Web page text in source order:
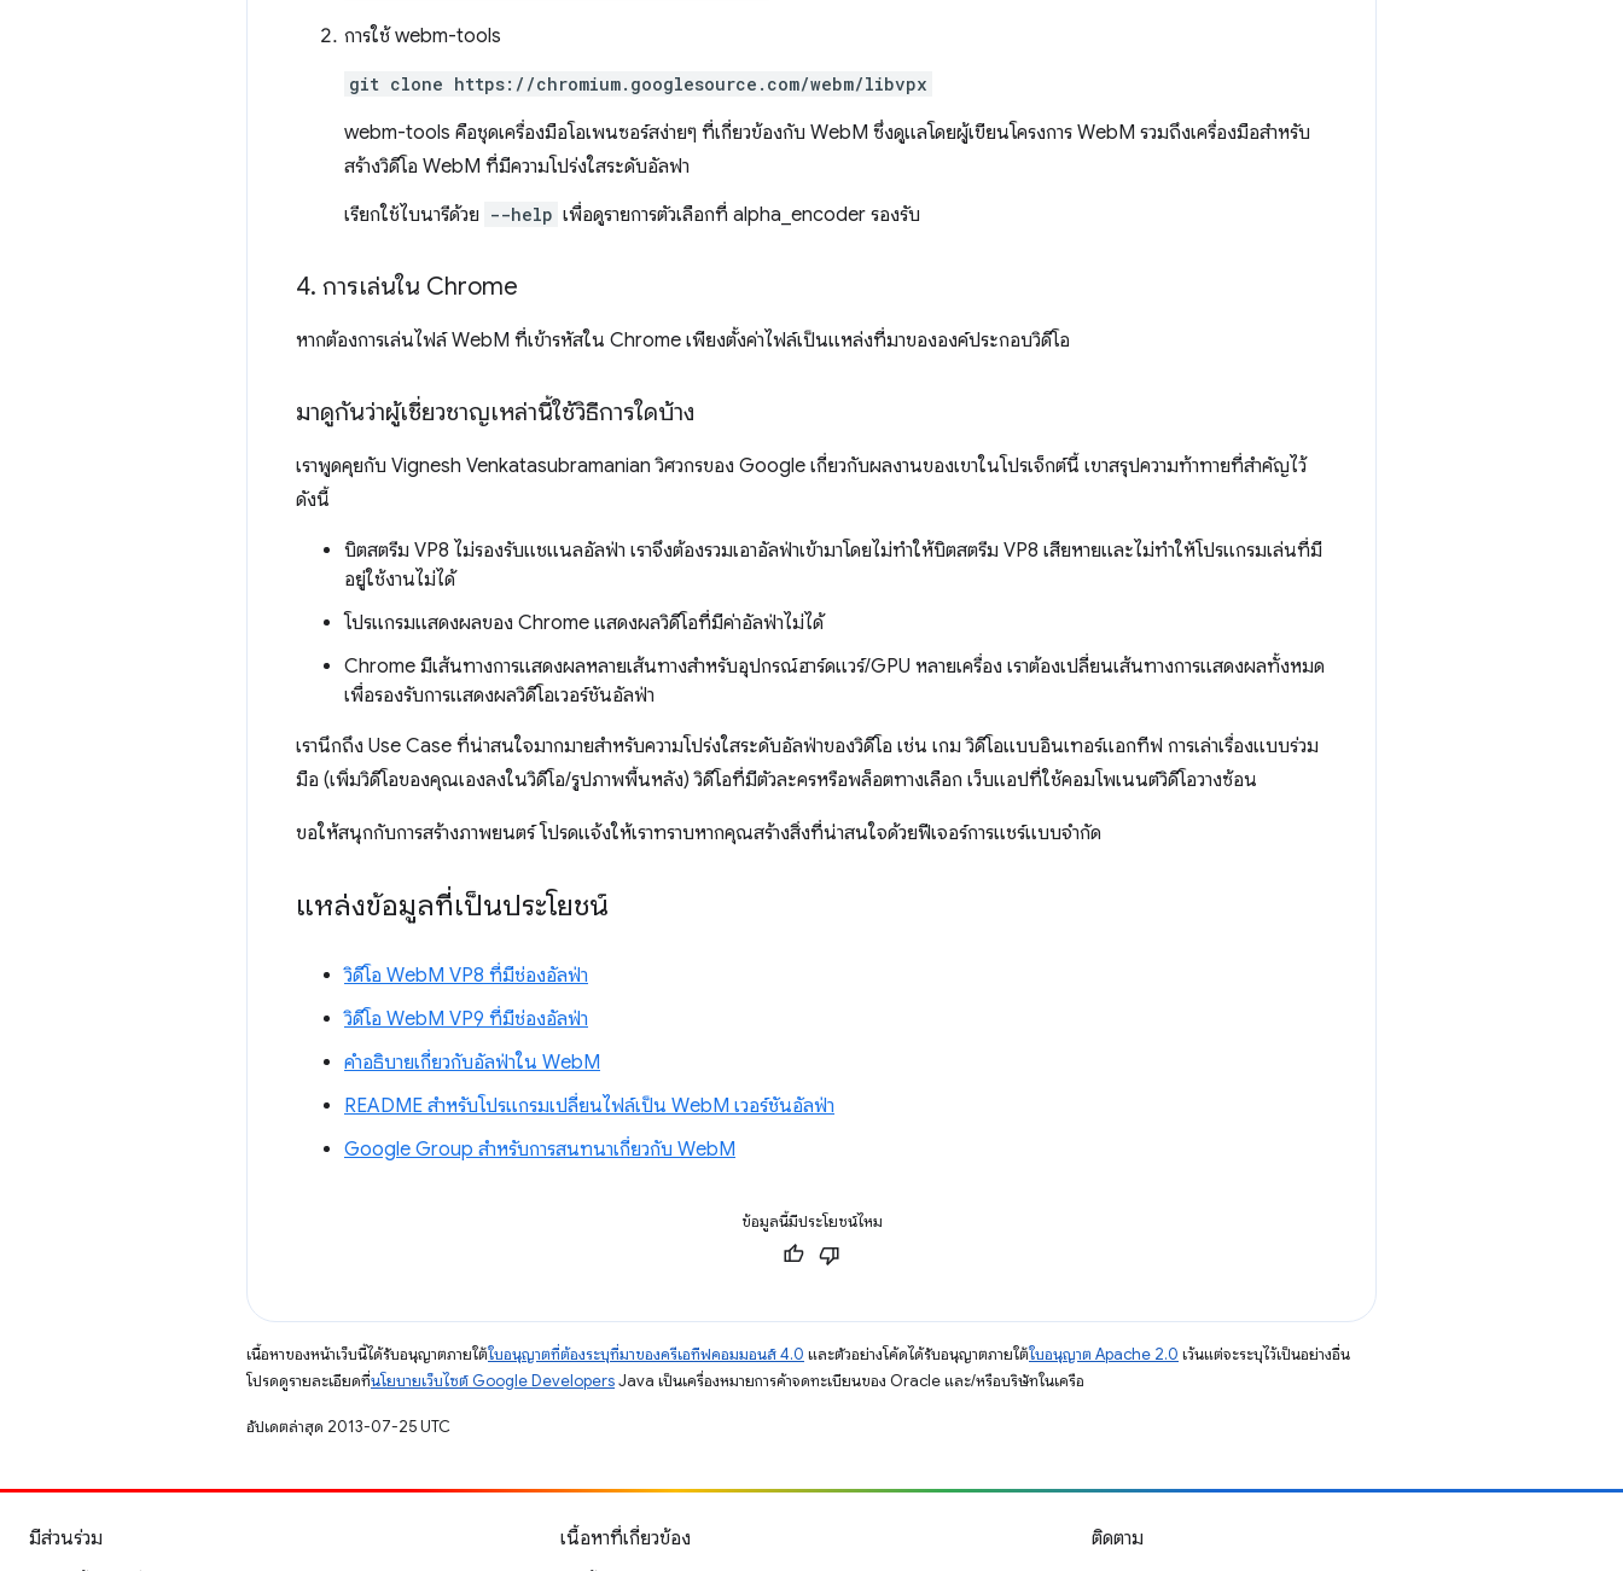
การใช้ webm-tools
git clone https://chromium.googlesource.com/webm/libvpx
webm-tools คือชุดเครื่องมือโอเพนซอร์สง่ายๆ ที่เกี่ยวข้องกับ WebM ซึ่งดูแลโดยผู้เขียนโครงการ WebM รวมถึงเครื่องมือสำหรับ
สร้างวิดีโอ WebM ที่มีความโปร่งใสระดับอัลฟา
เรียกใช้ไบนารีด้วย --help เพื่อดูรายการตัวเลือกที่ alpha_encoder รองรับ
4. การเล่นใน Chrome
หากต้องการเล่นไฟล์ WebM ที่เข้ารหัสใน Chrome เพียงตั้งค่าไฟล์เป็นแหล่งที่มาขององค์ประกอบวิดีโอ
มาดูกันว่าผู้เชี่ยวชาญเหล่านี้ใช้วิธีการใดบ้าง
เราพูดคุยกับ Vignesh Venkatasubramanian วิศวกรของ Google เกี่ยวกับผลงานของเขาในโปรเจ็กต์นี้ เขาสรุปความท้าทายที่สําคัญไว้
ดังนี้
บิตสตรีม VP8 ไม่รองรับแชแนลอัลฟ่า เราจึงต้องรวมเอาอัลฟ่าเข้ามาโดยไม่ทำให้บิตสตรีม VP8 เสียหายและไม่ทำให้โปรแกรมเล่นที่มี
อยู่ใช้งานไม่ได้
โปรแกรมแสดงผลของ Chrome แสดงผลวิดีโอที่มีค่าอัลฟ่าไม่ได้
Chrome มีเส้นทางการแสดงผลหลายเส้นทางสำหรับอุปกรณ์ฮาร์ดแวร์/GPU หลายเครื่อง เราต้องเปลี่ยนเส้นทางการแสดงผลทั้งหมด
เพื่อรองรับการแสดงผลวิดีโอเวอร์ชันอัลฟ่า
เรานึกถึง Use Case ที่น่าสนใจมากมายสำหรับความโปร่งใสระดับอัลฟ่าของวิดีโอ เช่น เกม วิดีโอแบบอินเทอร์แอกทีฟ การเล่าเรื่องแบบร่วม
มือ (เพิ่มวิดีโอของคุณเองลงในวิดีโอ/รูปภาพพื้นหลัง) วิดีโอที่มีตัวละครหรือพล็อตทางเลือก เว็บแอปที่ใช้คอมโพเนนต์วิดีโอวางซ้อน
ขอให้สนุกกับการสร้างภาพยนตร์ โปรดแจ้งให้เราทราบหากคุณสร้างสิ่งที่น่าสนใจด้วยฟีเจอร์การแชร์แบบจำกัด
แหล่งข้อมูลที่เป็นประโยชน์
วิดีโอ WebM VP8 ที่มีช่องอัลฟ่า
วิดีโอ WebM VP9 ที่มีช่องอัลฟ่า
คำอธิบายเกี่ยวกับอัลฟ่าใน WebM
README สำหรับโปรแกรมเปลี่ยนไฟล์เป็น WebM เวอร์ชันอัลฟ่า
Google Group สําหรับการสนทนาเกี่ยวกับ WebM
ข้อมูลนี้มีประโยชน์ไหม
เนื้อหาของหน้าเว็บนี้ได้รับอนุญาตภายใต้ใบอนุญาตที่ต้องระบุที่มาของครีเอทีฟคอมมอนส์ 4.0 และตัวอย่างโค้ดได้รับอนุญาตภายใต้ใบอนุญาต Apache 2.0 เว้นแต่จะระบุไว้เป็นอย่างอื่น
โปรดดูรายละเอียดที่นโยบายเว็บไซต์ Google DevelopersJava เป็นเครื่องหมายการค้าจดทะเบียนของ Oracle และ/หรือบริษัทในเครือ
อัปเดตล่าสุด 2013-07-25 UTC
มีส่วนร่วม เนื้อหาที่เกี่ยวข้อง ติดตาม